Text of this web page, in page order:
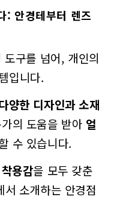
: 안경테부터 렌즈
구를 넘어, 개인의
입니다.
양한 디자인과 소재
의 도움을 받아 얼
수 있습니다.
용감을 모두 갖춘
소개하는 안경점